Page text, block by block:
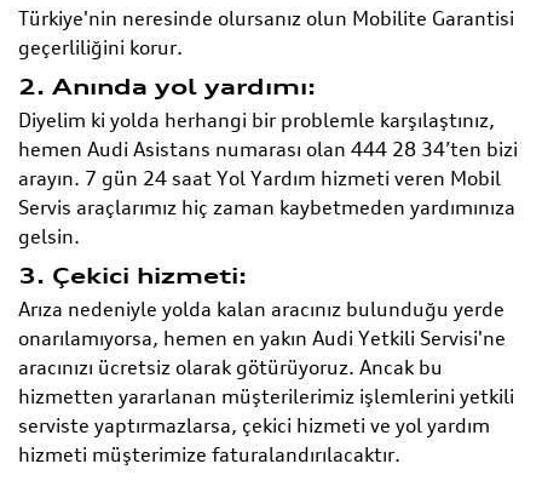
Türkiye'nin neresinde olursanız olun Mobilite Garantisi
geçerliliğini korur.
2. Anında yol yardımı:
Diyelim ki yolda herhangi bir problemle karşılaştınız,
hemen Audi Asistans numarası olan 444 28 34’ten bizi
arayın. 7 gün 24 saat Yol Yardım hizmeti veren Mobil
Servis araçlarımız hiç zaman kaybetmeden yardımınıza
gelsin.
3. Çekici hizmeti:
Arıza nedeniyle yolda kalan aracınız bulunduğu yerde
onarılamıyorsa, hemen en yakın Audi Yetkili Servisi'ne
aracınızı ücretsiz olarak götürüyoruz. Ancak bu
hizmetten yararlanan müşterilerimiz işlemlerini yetkili
serviste yaptırmazlarsa, çekici hizmeti ve yol yardım
hizmeti müşterimize faturalandırılacaktır.